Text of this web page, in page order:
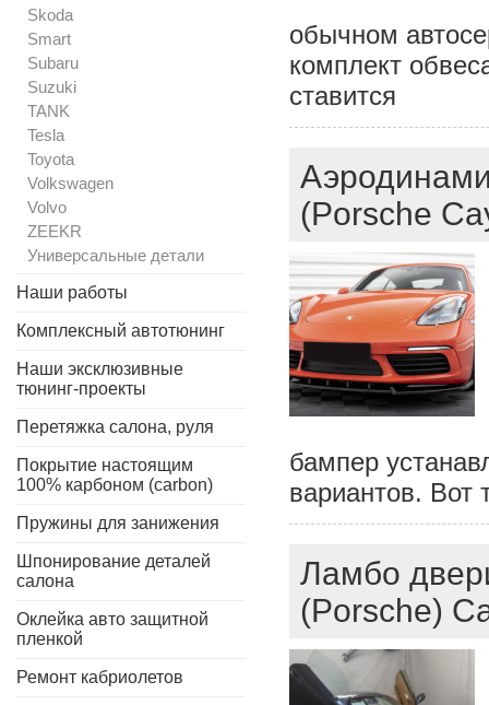
Skoda
Smart
Subaru
Suzuki
TANK
Tesla
Toyota
Volkswagen
Volvo
ZEEKR
Универсальные детали
Наши работы
Комплексный автотюнинг
Наши эксклюзивные
тюнинг-проекты
Перетяжка салона, руля
Покрытие настоящим
100% карбоном (carbon)
Пружины для занижения
Шпонирование деталей
салона
Оклейка авто защитной
пленкой
Ремонт кабриолетов
обычном
комплект
ставится
(Porsche
бампер
вариантов. Вот
Ламбо
(Porsche)